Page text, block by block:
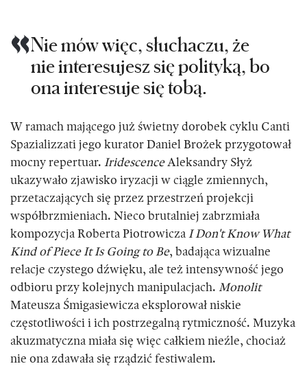
Nie mów więc, słuchaczu, że
nie interesujesz się polityką, bo
ona interesuje się tobą.
W ramach mającego już świetny dorobek cyklu Canti
Spazializzati jego kurator Daniel Brożek przygotował
mocny repertuar. IridescenceAleksandry Słyż
ukazywało zjawisko iryzacji w ciągle zmiennych,
przetaczających się przez przestrzeń projekcji
współbrzmieniach. Nieco brutalniej zabrzmiała
kompozycja Roberta Piotrowicza I Don't Know What
Kind of Piece It Is Going to Be, badająca wizualne
relacje czystego dźwięku, ale też intensywność jego
odbioru przy kolejnych manipulacjach. Monolit
Mateusza Śmigasiewicza eksplorował niskie
częstotliwości i ich postrzegalną rytmiczność. Muzyka
akuzmatyczna miała się więc całkiem nieźle, chociaż
nie ona zdawała się rządzić festiwalem.